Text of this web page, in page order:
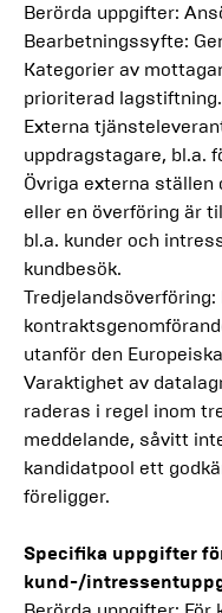
Berörda uppgifter:
Bearbetningssyfte:
Kategorier av
prioriterad lagstiftning.
Externa
uppdragstagare, bl.a.
Övriga externa
eller en överföring är
bl.a. kunder och
kundbesök.
Tredjelandsöverföring:
utanför den
Varaktighet av
raderas i regel inom
meddelande, såvitt
kandidatpool ett
föreligger.
Specifika uppgifter
kund-/